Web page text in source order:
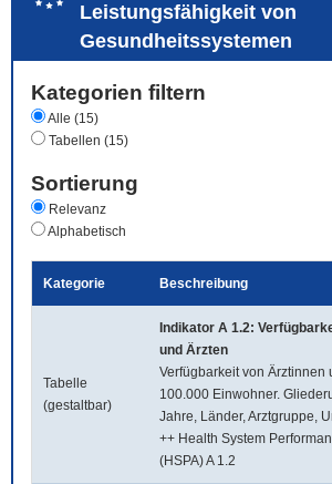
Leistungsfähigkeit von
Gesundheitssystemen
Kategorien filtern
Alle (15)
Tabellen (15)
Sortierung
Relevanz
Alphabetisch
Kategorie Beschreibung
Tabelle
(gestaltbar)
Indikator A 1.2:
und Ärzten
Verfügbarkeit von Ärztinnen
100.000 Einwohner.
Jahre, Länder, Arztgruppe,
++ Health System
(HSPA) A 1.2